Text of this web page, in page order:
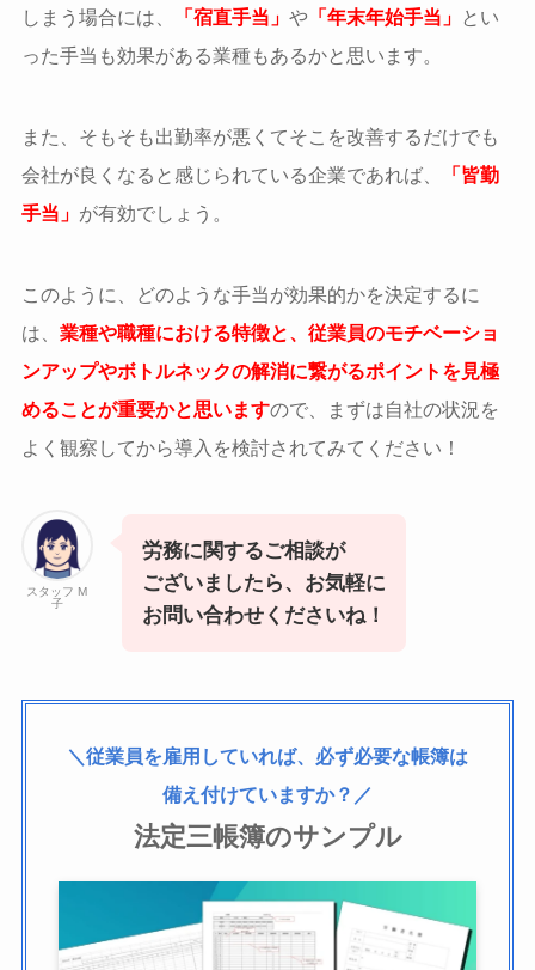
しまう場合には、
「宿直手当」 や「年末年始手当」
とい
った手当も効果がある業種もあるかと思います。
また、そもそも出勤率が悪くてそこを改善するだけでも
会社が良くなると感じられている企業であれば、
「皆勤
手当」 が有効でしょう。
このように、どのような手当が効果的かを決定するに
は、 業種や職種における特徴と、従業員のモチベーショ
ンアップやボトルネックの解消に繋がるポイントを見極
めることが重要かと思いますので、まずは自社の状況を
よく観察してから導入を検討されてみてください！
スタッフ M
子
労務に関するご相談が
ございましたら、お気軽に
お問い合わせくださいね！
＼従業員を雇用していれば、必ず必要な帳簿は
備え付けていますか？／
法定三帳簿のサンプル